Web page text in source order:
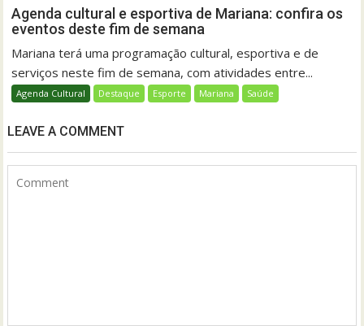
Agenda cultural e esportiva de Mariana: confira os
eventos deste fim de semana
Mariana terá uma programação cultural, esportiva e de
serviços neste fim de semana, com atividades entre...
Agenda Cultural Destaque Esporte Mariana Saúde
LEAVE A COMMENT